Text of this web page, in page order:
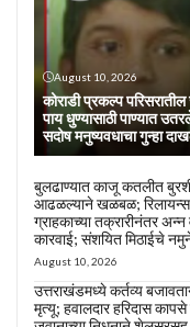
August 10, 2026
कोराडी प्रकल्प
पाय धुण्यासाठी पाण्यात
सदोष मनुष्यवधाचा गुन्हा
बुलढाण्यात काजू कतलीत
आढळल्याने खळबळ;
ग्राहकाच्या तक्रारीनंतर
कारवाई; संशयित मिठाईचे
August 10, 2026
उत्तराखंडमध्ये कर्तव्य
मृत्यू; हवालदार हरिदास कापसे